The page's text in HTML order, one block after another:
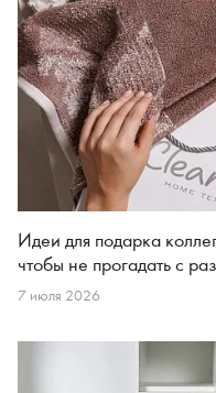
Идеи для подарка
чтобы не прогадать с
7 июля 2026